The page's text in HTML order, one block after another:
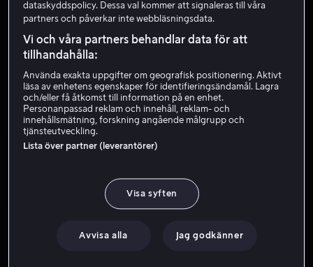
Oscar Zia
Skådespelare Gäst
dataskyddspolicy. Dessa val kommer att signaleras till våra
partners och påverkar inte webbläsningsdata.
Vi och våra partners behandlar data för att
tillhandahålla:
Använda exakta uppgifter om geografisk positionering. Aktivt
läsa av enhetens egenskaper för identifieringsändamål. Lagra
och/eller få åtkomst till information på en enhet.
Personanpassad reklam och innehåll, reklam- och
innehållsmätning, forskning angående målgrupp och
tjänsteutveckling.
Lista över partner (leverantörer)
Visa syften
Avvisa alla Jag godkänner